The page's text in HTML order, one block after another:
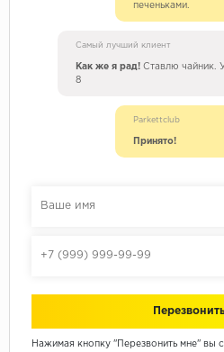
печеньками.
Самый лучший клиент
Как же я рад! Ставлю чайник.
8
Parkettclub
Принято!
Нажимая кнопку "Перезвонить мне" вы